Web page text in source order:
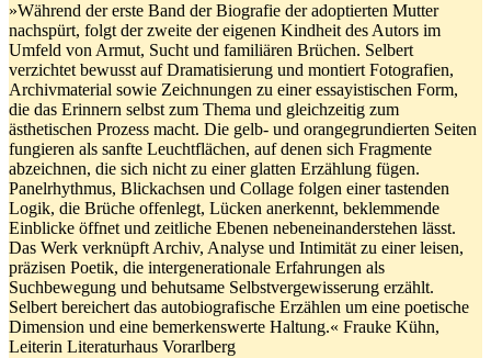
»Während der erste Band der Biografie der adoptierten Mutter
nachspürt, folgt der zweite der eigenen Kindheit des Autors im
Umfeld von Armut, Sucht und familiären Brüchen. Selbert
verzichtet bewusst auf Dramatisierung und montiert Fotografien,
Archivmaterial sowie Zeichnungen zu einer essayistischen Form,
die das Erinnern selbst zum Thema und gleichzeitig zum
ästhetischen Prozess macht. Die gelb- und orangegrundierten Seiten
fungieren als sanfte Leuchtflächen, auf denen sich Fragmente
abzeichnen, die sich nicht zu einer glatten Erzählung fügen.
Panelrhythmus, Blickachsen und Collage folgen einer tastenden
Logik, die Brüche offenlegt, Lücken anerkennt, beklemmende
Einblicke öffnet und zeitliche Ebenen nebeneinanderstehen lässt.
Das Werk verknüpft Archiv, Analyse und Intimität zu einer leisen,
präzisen Poetik, die intergenerationale Erfahrungen als
Suchbewegung und behutsame Selbstvergewisserung erzählt.
Selbert bereichert das autobiografische Erzählen um eine poetische
Dimension und eine bemerkenswerte Haltung.« Frauke Kühn,
Leiterin Literaturhaus Vorarlberg